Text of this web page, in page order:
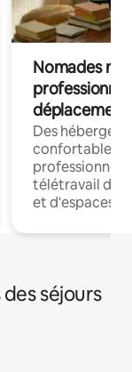
Nomades
déplacement
Des
confortables
professionnels
télétravail
et d'espaces
séjours